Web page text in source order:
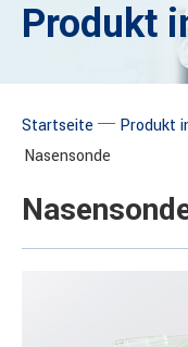
Produkt
Startseite ─ Produkt
Nasensonde